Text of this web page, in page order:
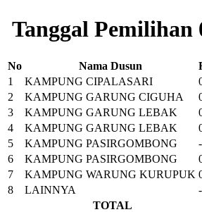
Tanggal Pemilihan
No Nama Dusun
1
KAMPUNG CIPALASARI
2
KAMPUNG GARUNG CIGUHA
3
KAMPUNG GARUNG LEBAK
4
KAMPUNG GARUNG LEBAK
5
KAMPUNG PASIRGOMBONG -
6
KAMPUNG PASIRGOMBONG
7
KAMPUNG WARUNG KURUPUK
8
LAINNYA -
TOTAL